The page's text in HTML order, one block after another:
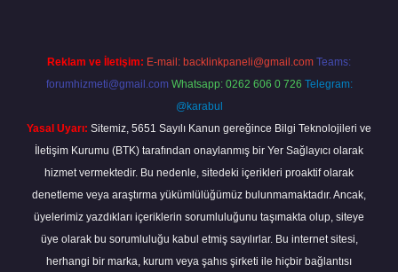
Reklam ve İletişim: E-mail: backlinkpaneli@gmail.com Teams:
forumhizmeti@gmail.com Whatsapp: 0262 606 0 726 Telegram:
@karabul
Yasal Uyarı: Sitemiz, 5651 Sayılı Kanun gereğince Bilgi Teknolojileri ve
İletişim Kurumu (BTK) tarafından onaylanmış bir Yer Sağlayıcı olarak
hizmet vermektedir. Bu nedenle, sitedeki içerikleri proaktif olarak
denetleme veya araştırma yükümlülüğümüz bulunmamaktadır. Ancak,
üyelerimiz yazdıkları içeriklerin sorumluluğunu taşımakta olup, siteye
üye olarak bu sorumluluğu kabul etmiş sayılırlar. Bu internet sitesi,
herhangi bir marka, kurum veya şahıs şirketi ile hiçbir bağlantısı